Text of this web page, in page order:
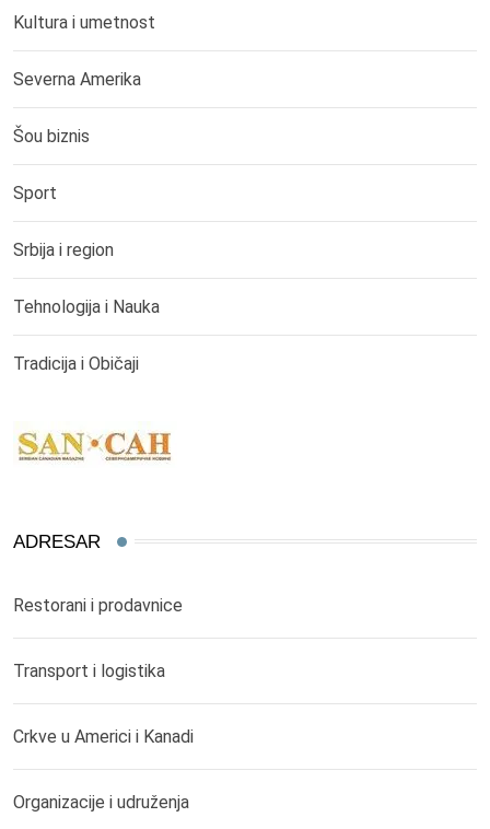
Kultura i umetnost
Severna Amerika
Šou biznis
Sport
Srbija i region
Tehnologija i Nauka
Tradicija i Običaji
ADRESAR
Restorani i prodavnice
Transport i logistika
Crkve u Americi i Kanadi
Organizacije i udruženja